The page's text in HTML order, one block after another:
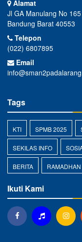
Alamat
Jl GA Manulang No
Bandung Barat 40553
Telepon
(022) 6807895
Email
Tags
KTI SPMB 2025
SEKILAS INFO
BERITA RAMADHAN
Ikuti Kami